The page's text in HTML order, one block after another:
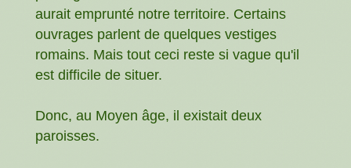
aurait emprunté notre territoire. Certains
ouvrages parlent de quelques vestiges
romains. Mais tout ceci reste si vague qu'il
est difficile de situer.
Donc, au Moyen âge, il existait deux
paroisses.